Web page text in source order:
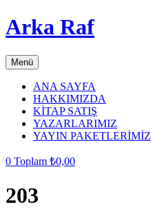
Arka Raf
Menü
ANA SAYFA
HAKKIMIZDA
KİTAP SATIŞ
YAZARLARIMIZ
YAYIN PAKETLERİMİZ
0 Toplam ₺0,00
203